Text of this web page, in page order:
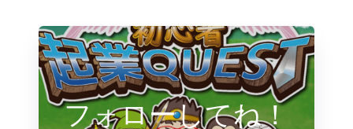
フォローしてね！